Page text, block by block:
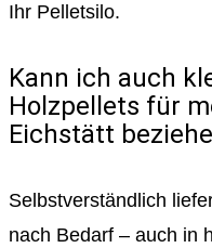
Ihr Pelletsilo.
Kann ich auch
Holzpellets für
Eichstätt
Selbstverständlich
nach Bedarf – auch in